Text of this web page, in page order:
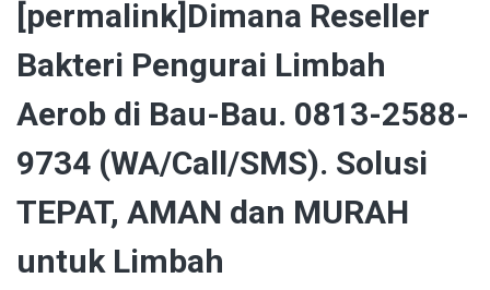
[permalink]Dimana Reseller
Bakteri Pengurai Limbah
Aerob di Bau-Bau. 0813-2588-
9734 (WA/Call/SMS). Solusi
TEPAT, AMAN dan MURAH
untuk Limbah